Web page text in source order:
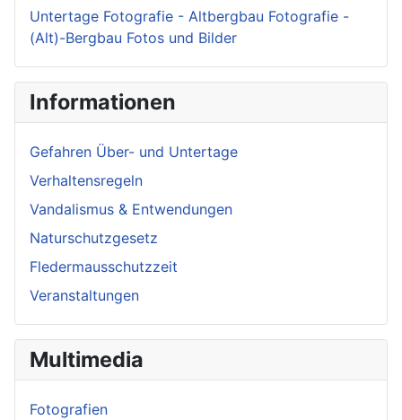
Untertage Fotografie - Altbergbau Fotografie -
(Alt)-Bergbau Fotos und Bilder
Informationen
Gefahren Über- und Untertage
Verhaltensregeln
Vandalismus & Entwendungen
Naturschutzgesetz
Fledermausschutzzeit
Veranstaltungen
Multimedia
Fotografien